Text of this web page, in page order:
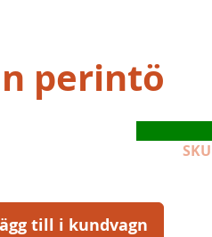
perintö
SKU
till i kundvagn